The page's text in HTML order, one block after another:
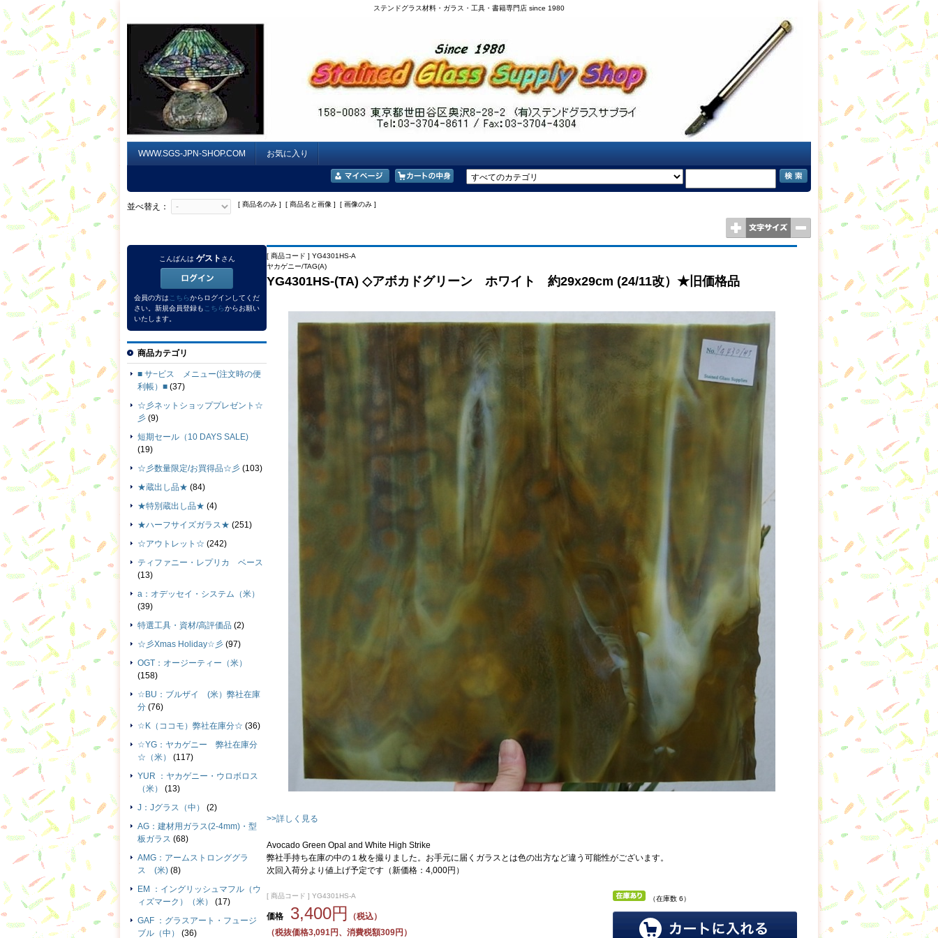
ステンドグラス材料・ガラス・工具・書籍専門店 since 1980
WWW.SGS-JPN-SHOP.COM お気に入り
並べ替え： [ 商品名のみ ] [ 商品名と画像 ] [ 画像のみ ]
[ 商品コード ] YG4301HS-A
ヤカゲニー/TAG(A)
YG4301HS-(TA) ◇アボカドグリーン ホワイト 約29x29cm (24/11改）★旧価格品
>>詳しく見る
Avocado Green Opal and White High Strike
弊社手持ち在庫の中の１枚を撮りました。お手元に届くガラスとは色の出方など違う可能性がございます。
次回入荷分より値上げ予定です（新価格：4,000円）
[ 商品コード ] YG4301HS-A
価格 3,400円
（税込）
（税抜価格3,091円、消費税額309円）
（在庫数 6）
こんばんは ゲスト さん
会員の方はこちらからログインしてくだ
さい。新規会員登録もこちらからお願い
いたします。
商品カテゴリ
■ サ−ビス メニュー(注文時の便
利帳）■ (37)
☆彡ネットショッププレゼント☆
彡 (9)
短期セール（10 DAYS SALE)
(19)
☆彡数量限定/お買得品☆彡 (103)
★蔵出し品★ (84)
★特別蔵出し品★ (4)
★ハーフサイズガラス★ (251)
☆アウトレット☆ (242)
ティファニー・レプリカ ベース
(13)
a：オデッセイ・システム（米）
(39)
特選工具・資材/高評価品 (2)
☆彡Xmas Holiday☆彡 (97)
OGT：オージーティー（米）
(158)
☆BU：ブルザイ (米）弊社在庫
分 (76)
☆K（ココモ）弊社在庫分☆ (36)
☆YG：ヤカゲニー 弊社在庫分
☆（米）
(117)
YUR ：ヤカゲニー・ウロボロス
（米）
(13)
J：Jグラス（中）
(2)
AG：建材用ガラス(2-4mm)・型
板ガラス (68)
AMG：アームストロンググラ
ス (米) (8)
EM ：イングリッシュマフル（ウ
ィズマーク）（米）
(17)
GAF ：グラスアート・フュージ
ブル（中）
(36)